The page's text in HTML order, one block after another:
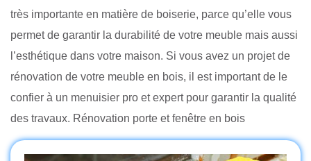
très importante en matière de boiserie, parce qu’elle vous
permet de garantir la durabilité de votre meuble mais aussi
l’esthétique dans votre maison. Si vous avez un projet de
rénovation de votre meuble en bois, il est important de le
confier à un menuisier pro et expert pour garantir la qualité
des travaux. Rénovation porte et fenêtre en bois